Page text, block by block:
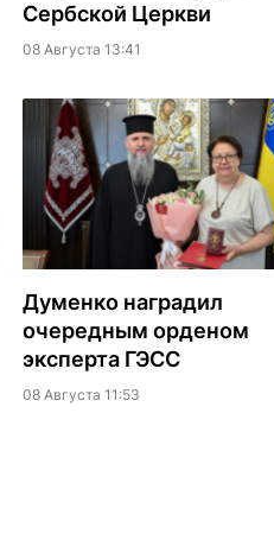
Сербской Церкви
08 Августа 13:41
Думенко наградил
очередным орденом
эксперта ГЭСС
08 Августа 11:53